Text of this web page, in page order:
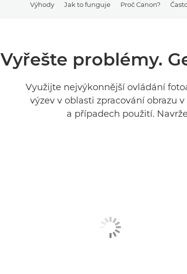
Výhody Jak to funguje Proč Canon?
Vyřešte problémy.
Využijte nejvýkonnější ovládání
výzev v oblasti zpracování obrazu
a případech použití.